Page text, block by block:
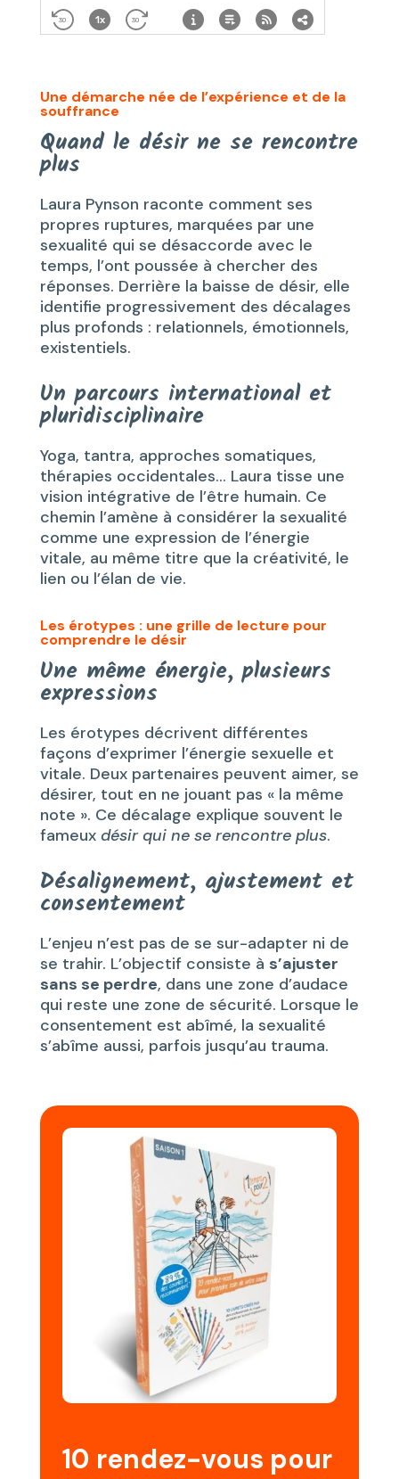
Une démarche née de l’expérience et de la
souffrance
Quand le désir ne se rencontre
plus
Laura Pynson raconte comment ses
propres ruptures, marquées par une
sexualité qui se désaccorde avec le
temps, l’ont poussée à chercher des
réponses. Derrière la baisse de désir, elle
identifie progressivement des décalages
plus profonds : relationnels, émotionnels,
existentiels.
Un parcours international et
pluridisciplinaire
Yoga, tantra, approches somatiques,
thérapies occidentales… Laura tisse une
vision intégrative de l’être humain. Ce
chemin l’amène à considérer la sexualité
comme une expression de l’énergie
vitale, au même titre que la créativité, le
lien ou l’élan de vie.
Les érotypes : une grille de lecture pour
comprendre le désir
Une même énergie, plusieurs
expressions
Les érotypes décrivent différentes
façons d’exprimer l’énergie sexuelle et
vitale. Deux partenaires peuvent aimer, se
désirer, tout en ne jouant pas « la même
note ». Ce décalage explique souvent le
fameux désir qui ne se rencontre plus.
Désalignement, ajustement et
consentement
L’enjeu n’est pas de se sur-adapter ni de
se trahir. L’objectif consiste à s’ajuster
sans se perdre, dans une zone d’audace
qui reste une zone de sécurité. Lorsque le
consentement est abîmé, la sexualité
s’abîme aussi, parfois jusqu’au trauma.
10 rendez-vous pour